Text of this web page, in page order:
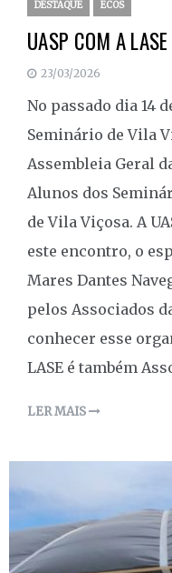
DESTAQUE ECOS
UASP COM A LASE
23/03/2026
No passado dia 14
Seminário de Vila
Assembleia Geral
Alunos dos
de Vila Viçosa. A
este encontro, o
Mares Dantes
pelos Associados
conhecer esse
LASE é também
LER MAIS